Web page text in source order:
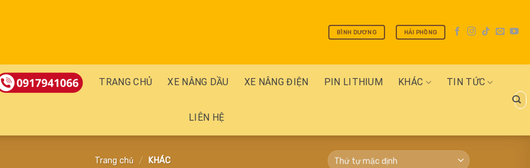
BÌNH DƯƠNG HẢI PHÒNG
TRANG CHỦ XE NÂNG DẦU XE NÂNG ĐIỆN PIN LITHIUM KHÁC TIN TỨC
LIÊN HỆ
Tìm
Trang chủ / KHÁC